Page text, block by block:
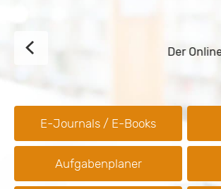
Der Online-
E-Journals / E-Books
Aufgabenplaner